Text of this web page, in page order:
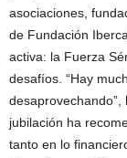
asociaciones,
de Fundación
activa: la Fuerza
desafíos. “Hay
jubilación ha
tanto en lo